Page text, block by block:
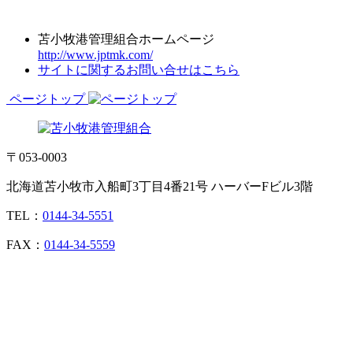
苫小牧港管理組合ホームページ
http://www.jptmk.com/
サイトに関するお問い合せはこちら
ページトップ
〒053-0003
北海道苫小牧市入船町3丁目4番21号 ハーバーFビル3階
TEL： 0144-34-5551
FAX： 0144-34-5559